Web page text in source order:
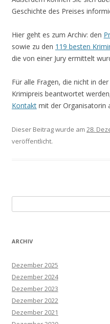
Geschichte des Preises
Hier geht es zum Archiv: den
sowie zu den 119 besten
die von einer Jury ermittelt
Für alle Fragen, die nicht in der
Krimipreis beantwortet
Kontakt mit der Organisatorin
Dieser Beitrag wurde am 28.
veröffentlicht.
nach:
ARCHIV
Dezember 2025
Dezember 2024
Dezember 2023
Dezember 2022
Dezember 2021